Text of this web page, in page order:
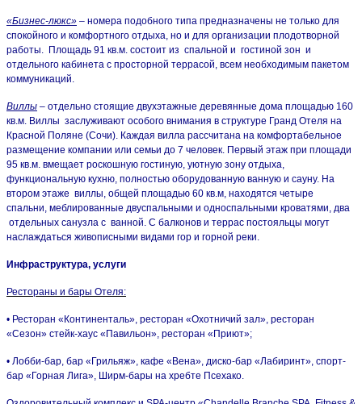
«Бизнес-люкс» – номера подобного типа предназначены не только для
спокойного и комфортного отдыха, но и для организации плодотворной
работы. Площадь 91 кв.м. состоит из спальной и гостиной зон и
отдельного кабинета с просторной террасой, всем необходимым пакетом
коммуникаций.
Виллы – отдельно стоящие двухэтажные деревянные дома площадью 160
кв.м. Виллы заслуживают особого внимания в структуре Гранд Отеля на
Красной Поляне (Сочи). Каждая вилла рассчитана на комфортабельное
размещение компании или семьи до 7 человек. Первый этаж при площади
95 кв.м. вмещает роскошную гостиную, уютную зону отдыха,
функциональную кухню, полностью оборудованную ванную и сауну. На
втором этаже виллы, общей площадью 60 кв.м, находятся четыре
спальни, меблированные двуспальными и односпальными кроватями, два
отдельных санузла с ванной. С балконов и террас постояльцы могут
наслаждаться живописными видами гор и горной реки.
Инфраструктура, услуги
Рестораны и бары Отеля:
• Ресторан «Континенталь», ресторан «Охотничий зал», ресторан
«Сезон» стейк-хаус «Павильон», ресторан «Приют»;
• Лобби-бар, бар «Грильяж», кафе «Вена», диско-бар «Лабиринт», спорт-
бар «Горная Лига», Ширм-бары на хребте Псехако.